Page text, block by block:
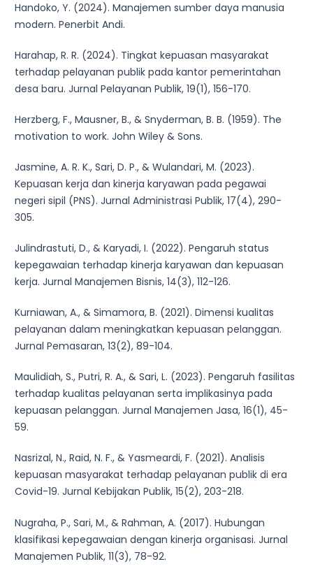
Handoko, Y. (2024). Manajemen sumber daya manusia
modern. Penerbit Andi.
Harahap, R. R. (2024). Tingkat kepuasan masyarakat
terhadap pelayanan publik pada kantor pemerintahan
desa baru. Jurnal Pelayanan Publik, 19(1), 156-170.
Herzberg, F., Mausner, B., & Snyderman, B. B. (1959). The
motivation to work. John Wiley & Sons.
Jasmine, A. R. K., Sari, D. P., & Wulandari, M. (2023).
Kepuasan kerja dan kinerja karyawan pada pegawai
negeri sipil (PNS). Jurnal Administrasi Publik, 17(4), 290-
305.
Julindrastuti, D., & Karyadi, I. (2022). Pengaruh status
kepegawaian terhadap kinerja karyawan dan kepuasan
kerja. Jurnal Manajemen Bisnis, 14(3), 112-126.
Kurniawan, A., & Simamora, B. (2021). Dimensi kualitas
pelayanan dalam meningkatkan kepuasan pelanggan.
Jurnal Pemasaran, 13(2), 89-104.
Maulidiah, S., Putri, R. A., & Sari, L. (2023). Pengaruh fasilitas
terhadap kualitas pelayanan serta implikasinya pada
kepuasan pelanggan. Jurnal Manajemen Jasa, 16(1), 45-
59.
Nasrizal, N., Raid, N. F., & Yasmeardi, F. (2021). Analisis
kepuasan masyarakat terhadap pelayanan publik di era
Covid-19. Jurnal Kebijakan Publik, 15(2), 203-218.
Nugraha, P., Sari, M., & Rahman, A. (2017). Hubungan
klasifikasi kepegawaian dengan kinerja organisasi. Jurnal
Manajemen Publik, 11(3), 78-92.